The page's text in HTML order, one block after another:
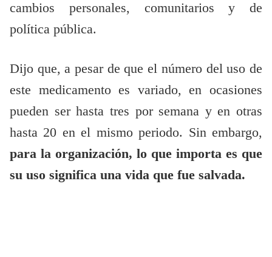
cambios personales, comunitarios y de
política pública.
Dijo que, a pesar de que el número del uso de
este medicamento es variado, en ocasiones
pueden ser hasta tres por semana y en otras
hasta 20 en el mismo periodo. Sin embargo,
para la organización, lo que importa es que
su uso significa una vida que fue salvada.